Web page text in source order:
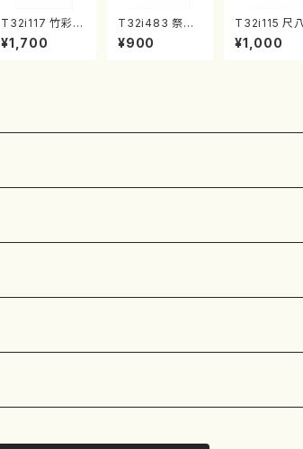
T32i117 竹彩々
（尺八/初代 山本
邦山/尺八/都山
¥1,700
T32i483 祭礼
（尺八/初代 星田
一山/楽譜）都山
¥900
T32i115 尺
重奏曲 第三番
衆籟（尺八/初
¥1,000